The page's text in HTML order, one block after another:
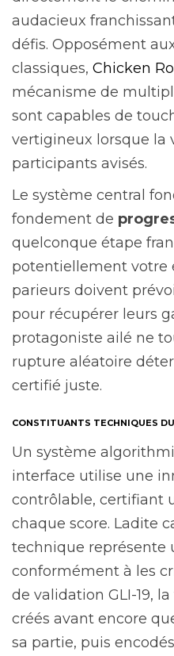
audacieux
défis. Opposément
classiques, Chicken
mécanisme de
sont capables de
vertigineux lorsque la
participants avisés.
Le système central
fondement de
quelconque étape
potentiellement votre
parieurs doivent
pour récupérer leurs
protagoniste ailé ne
rupture aléatoire
certifié juste.
CONSTITUANTS TECHNIQUES
Un système
interface utilise une
contrôlable, certifiant
chaque score. Ladite
technique représente
conformément à les
de validation GLI-19,
créés avant encore
sa partie, puis